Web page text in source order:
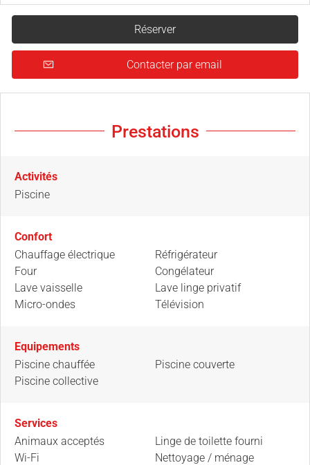
Réserver
Contacter par email
Prestations
Activités
Piscine
Confort
Chauffage électrique
Four
Lave vaisselle
Micro-ondes
Réfrigérateur
Congélateur
Lave linge privatif
Télévision
Equipements
Piscine chauffée
Piscine collective
Piscine couverte
Services
Animaux acceptés
Wi-Fi
Linge de toilette fourni
Nettoyage / ménage